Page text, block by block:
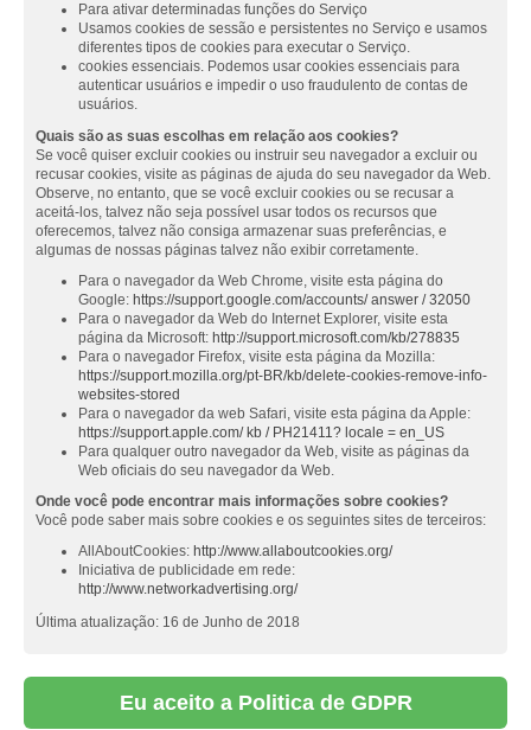
Para ativar determinadas funções do Serviço
Usamos cookies de sessão e persistentes no Serviço e usamos
diferentes tipos de cookies para executar o Serviço.
cookies essenciais. Podemos usar cookies essenciais para
autenticar usuários e impedir o uso fraudulento de contas de
usuários.
Quais são as suas escolhas em relação aos cookies?
Se você quiser excluir cookies ou instruir seu navegador a excluir ou
recusar cookies, visite as páginas de ajuda do seu navegador da Web.
Observe, no entanto, que se você excluir cookies ou se recusar a
aceitá-los, talvez não seja possível usar todos os recursos que
oferecemos, talvez não consiga armazenar suas preferências, e
algumas de nossas páginas talvez não exibir corretamente.
Para o navegador da Web Chrome, visite esta página do
Google: https://support.google.com/accounts/ answer / 32050
Para o navegador da Web do Internet Explorer, visite esta
página da Microsoft: http://support.microsoft.com/kb/278835
Para o navegador Firefox, visite esta página da Mozilla:
https://support.mozilla.org/pt-BR/kb/delete-cookies-remove-info-
websites-stored
Para o navegador da web Safari, visite esta página da Apple:
https://support.apple.com/ kb / PH21411? locale = en_US
Para qualquer outro navegador da Web, visite as páginas da
Web oficiais do seu navegador da Web.
Onde você pode encontrar mais informações sobre cookies?
Você pode saber mais sobre cookies e os seguintes sites de terceiros:
AllAboutCookies: http://www.allaboutcookies.org/
Iniciativa de publicidade em rede:
http://www.networkadvertising.org/
Última atualização: 16 de Junho de 2018